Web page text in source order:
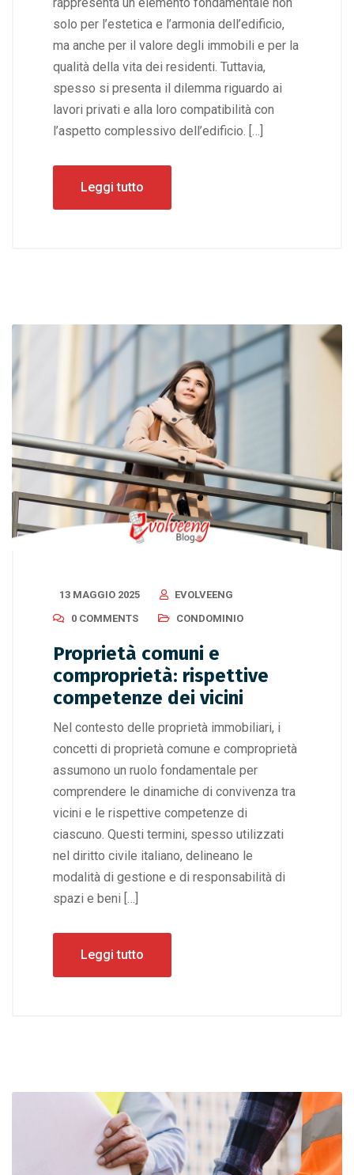
rappresenta un elemento fondamentale non
solo per l’estetica e l’armonia dell’edificio,
ma anche per il valore degli immobili e per la
qualità della vita dei residenti. Tuttavia,
spesso si presenta il dilemma riguardo ai
lavori privati e alla loro compatibilità con
l’aspetto complessivo dell’edificio. […]
Leggi tutto
13 MAGGIO 2025
EVOLVEENG
0 COMMENTS
CONDOMINIO
Proprietà comuni e
comproprietà: rispettive
competenze dei vicini
Nel contesto delle proprietà immobiliari, i
concetti di proprietà comune e comproprietà
assumono un ruolo fondamentale per
comprendere le dinamiche di convivenza tra
vicini e le rispettive competenze di
ciascuno. Questi termini, spesso utilizzati
nel diritto civile italiano, delineano le
modalità di gestione e di responsabilità di
spazi e beni […]
Leggi tutto